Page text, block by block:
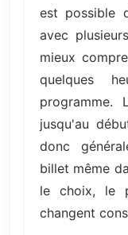
est possible
avec
mieux
quelques
programme.
jusqu'au
donc
billet même
le choix, le
changent